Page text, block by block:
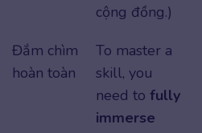
cộng đồng.)
Đắm chìm
hoàn toàn
To master a
skill, you
need to fully
immerse